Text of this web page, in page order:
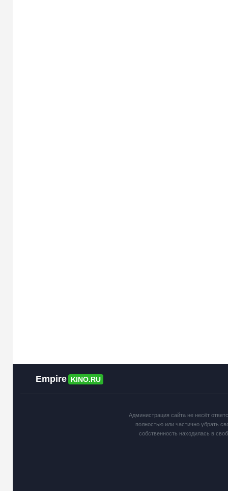
Empire KINO.RU
Администрация сайта не несёт
полностью или частично убрать
собственность находилась в